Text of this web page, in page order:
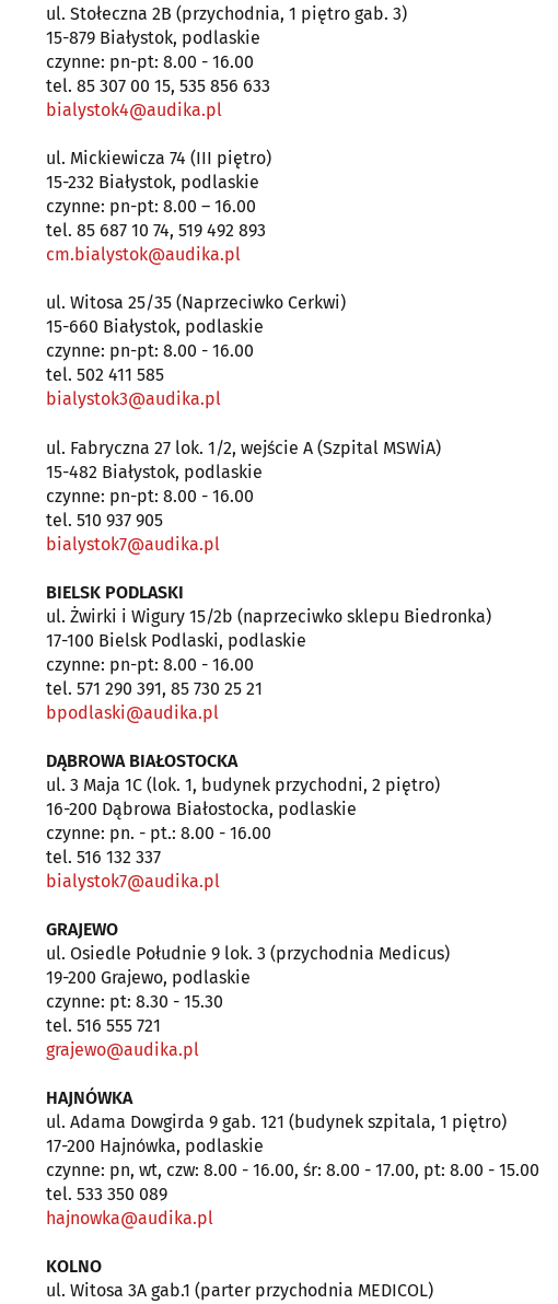
ul. Stołeczna 2B (przychodnia, 1 piętro gab. 3)
15-879 Białystok, podlaskie
czynne: pn-pt: 8.00 - 16.00
tel. 85 307 00 15, 535 856 633
bialystok4@audika.pl
ul. Mickiewicza 74 (III piętro)
15-232 Białystok, podlaskie
czynne: pn-pt: 8.00 – 16.00
tel. 85 687 10 74, 519 492 893
cm.bialystok@audika.pl
ul. Witosa 25/35 (Naprzeciwko Cerkwi)
15-660 Białystok, podlaskie
czynne: pn-pt: 8.00 - 16.00
tel. 502 411 585
bialystok3@audika.pl
ul. Fabryczna 27 lok. 1/2, wejście A (Szpital MSWiA)
15-482 Białystok, podlaskie
czynne: pn-pt: 8.00 - 16.00
tel. 510 937 905
bialystok7@audika.pl
BIELSK PODLASKI
ul. Żwirki i Wigury 15/2b (naprzeciwko sklepu Biedronka)
17-100 Bielsk Podlaski, podlaskie
czynne: pn-pt: 8.00 - 16.00
tel. 571 290 391, 85 730 25 21
bpodlaski@audika.pl
DĄBROWA BIAŁOSTOCKA
ul. 3 Maja 1C (lok. 1, budynek przychodni, 2 piętro)
16-200 Dąbrowa Białostocka, podlaskie
czynne: pn. - pt.: 8.00 - 16.00
tel. 516 132 337
bialystok7@audika.pl
GRAJEWO
ul. Osiedle Południe 9 lok. 3 (przychodnia Medicus)
19-200 Grajewo, podlaskie
czynne: pt: 8.30 - 15.30
tel. 516 555 721
grajewo@audika.pl
HAJNÓWKA
ul. Adama Dowgirda 9 gab. 121 (budynek szpitala, 1 piętro)
17-200 Hajnówka, podlaskie
czynne: pn, wt, czw: 8.00 - 16.00, śr: 8.00 - 17.00, pt: 8.00 - 15.00
tel. 533 350 089
hajnowka@audika.pl
KOLNO
ul. Witosa 3A gab.1 (parter przychodnia MEDICOL)